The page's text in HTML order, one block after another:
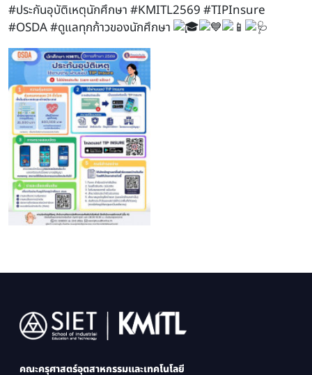
#ประกันอุบัติเหตุนักศึกษา#KMITL2569#TIPInsure
#OSDA#ดูแลทุกก้าวของนักศึกษา
Image
คณะครุศาสตร์อุตสาหกรรมและเทคโนโลยี